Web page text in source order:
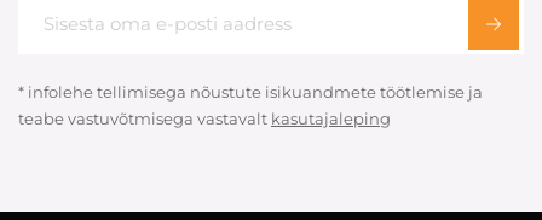
* infolehe tellimisega nõustute isikuandmete töötlemise ja
teabe vastuvõtmisega vastavalt kasutajaleping